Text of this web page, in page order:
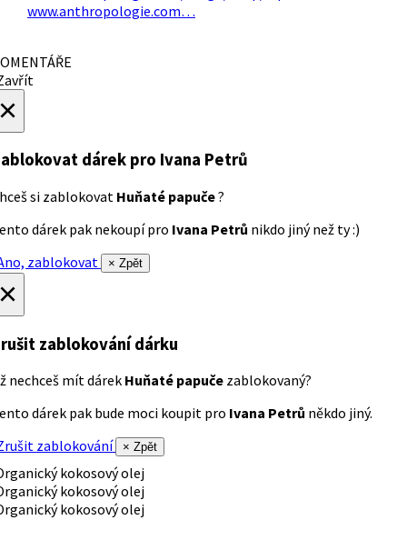
www.anthropologie.com…
dárek pro Ivana Petrů
si zablokovat Huňaté papuče?
dárek pak nekoupí pro Ivana Petrů nikdo jiný než ty :)
zablokovat
× Zpět
zablokování dárku
nechceš mít dárek Huňaté papuče zablokovaný?
dárek pak bude moci koupit pro Ivana Petrů někdo jiný.
zablokování
× Zpět